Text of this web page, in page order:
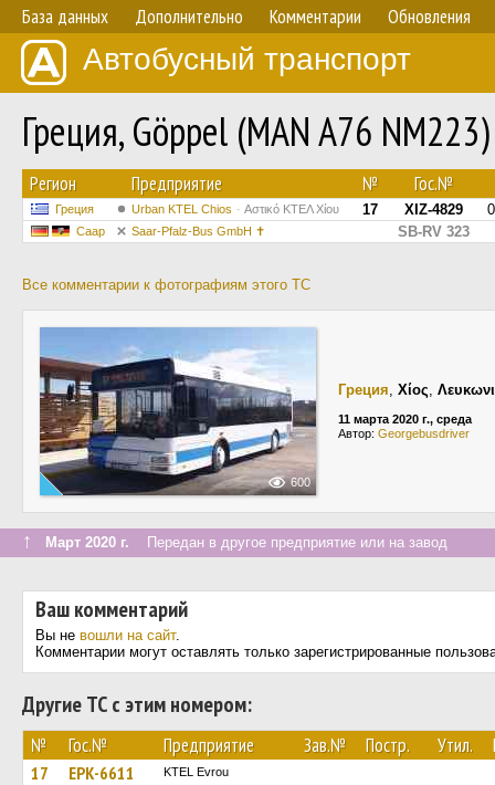
База данных Дополнительно Комментарии Обновления
Автобусный транспорт
Греция, Göppel (MAN A76
Регион Предприятие № Гос.№
Греция Urban KTEL Chios Αστικό ΚΤΕΛ Χίου 17 XIZ-4829
Саар Saar-Pfalz-Bus GmbH ✝ SB-RV 323
Все комментарии к фотографиям этого ТС
600
Греция, Χίος,
11 марта 2020 г., среда
Автор: Georgebusdriver
↑ Март 2020 г. Передан в другое предприятие или на завод
Ваш комментарий
Вы не вошли на сайт.
Комментарии могут оставлять только зарегистрированные
Другие ТС с этим номером:
№ Гос.№ Предприятие Зав.№ Постр. Утил.
17 EPK-6611 KTEL Evrou